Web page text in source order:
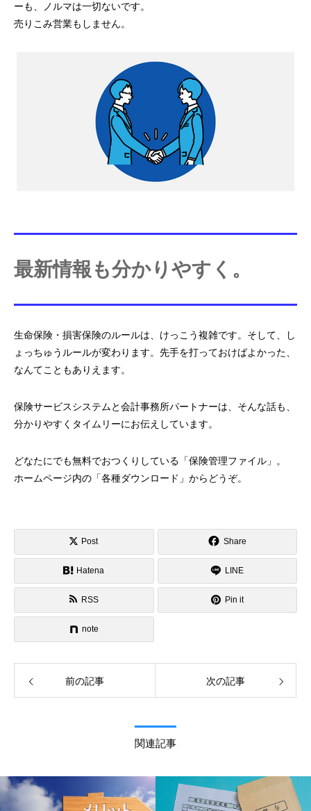
ーも、
ノルマは一切ないです。
売りこみ営業もしません。
最新情報も分かりやすく。
生命保険・損害保険のルールは、けっこう複雑です。 そして、し
ょっちゅうルールが変わります。 先手を打っておけばよかった、
なんてこともありえます。
保険サービスシステムと会計事務所パートナーは、 そんな話も、
分かりやすくタイムリーにお伝えしています。
どなたにでも無料でおつくりしている「保険管理ファイル」。
ホームページ内の「各種ダウンロード」からどうぞ。
Post Share
Hatena LINE
RSS Pin it
note
前の記事 次の記事
関連記事